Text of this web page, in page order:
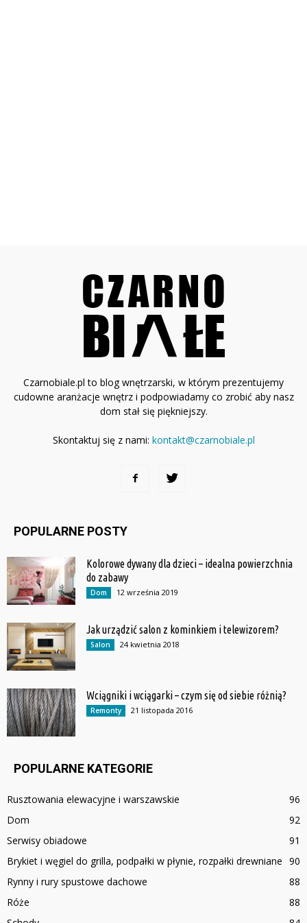
Czarnobiale.pl to blog wnętrzarski, w którym prezentujemy
cudowne aranżacje wnętrz i podpowiadamy co zrobić aby nasz
dom stał się piękniejszy.
Skontaktuj się z nami: kontakt@czarnobiale.pl
POPULARNE POSTY
Kolorowe dywany dla dzieci – idealna powierzchnia
do zabawy
Dom 12 września 2019
Jak urządzić salon z kominkiem i telewizorem?
Salon 24 kwietnia 2018
Wciągniki i wciągarki – czym się od siebie różnią?
Remonty 21 listopada 2016
POPULARNE KATEGORIE
Rusztowania elewacyjne i warszawskie
96
Dom
92
Serwisy obiadowe
91
Brykiet i węgiel do grilla, podpałki w płynie, rozpałki drewniane 90
Rynny i rury spustowe dachowe
88
Róże
88